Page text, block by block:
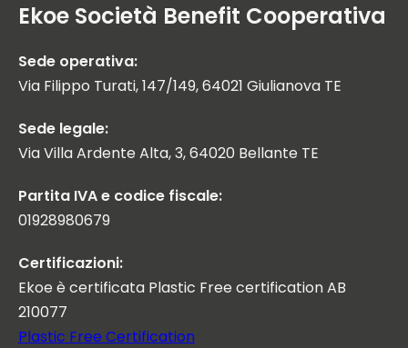
Ekoe Società Benefit Cooperativa
Sede operativa:
Via Filippo Turati, 147/149, 64021 Giulianova TE
Sede legale:
Via Villa Ardente Alta, 3, 64020 Bellante TE
Partita IVA e codice fiscale:
01928980679
Certificazioni:
Ekoe è certificata Plastic Free certification AB
210077
Plastic Free Certification